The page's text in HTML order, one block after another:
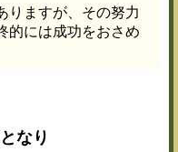
りますが、その努力
的には成功をおさめ
なり